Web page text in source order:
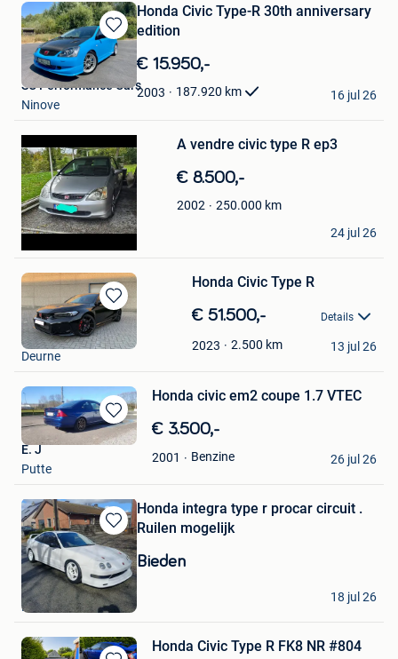
Bewaren
in
Mijn
Favorieten
Honda Civic Type-R 30th anniversary
edition
€ 15.950,-
2003 187.920 km
SC Performance Cars
Ninove
16 jul 26
Bewaren
Favorieten
A vendre civic type R ep3
€ 8.500,-
2002 250.000 km
XCHRISX
24 jul 26
Bewaren
in
Mijn
Honda Civic Type R
€ 51.500,- Details
2023 2.500 km
MrFam
Deurne
13 jul 26
Bewaren
in
Honda civic em2 coupe 1.7 VTEC
€ 3.500,-
2001 Benzine
E. J
Putte
26 jul 26
Bewaren
in
Mijn
Favorieten
Honda integra type r procar circuit .
Ruilen mogelijk
Bieden
Sjoor motorsport
Bocholt
18 jul 26
Honda Civic Type R FK8 NR #804